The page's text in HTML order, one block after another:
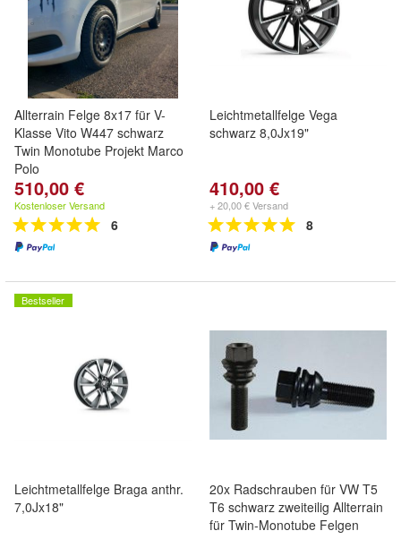
Allterrain Felge 8x17 für V-
Klasse Vito W447 schwarz
Twin Monotube Projekt Marco
Polo
510,00 €
Kostenloser Versand
6
Leichtmetallfelge Vega
schwarz 8,0Jx19"
410,00 €
+ 20,00 € Versand
8
Bestseller
Leichtmetallfelge Braga anthr.
7,0Jx18"
20x Radschrauben für VW T5
T6 schwarz zweiteilig Allterrain
für Twin-Monotube Felgen